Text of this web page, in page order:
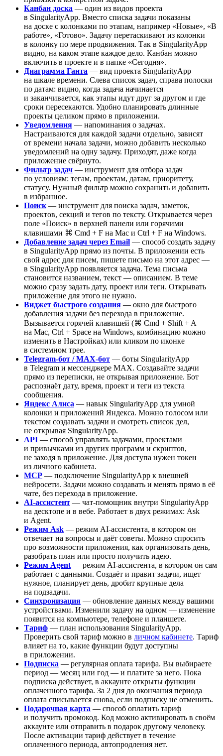
Канбан доска — один из видов проекта
в SingularityApp. Вместо списка задачи показаны
на доске с колонками по этапам, например «Новые», «В
работе», «Готово». Задачу перетаскивают из колонки
в колонку по мере продвижения. Так в SingularityApp
видно, на каком этапе каждое дело. Канбан можно
включить в проекте и в папке «Сегодня».
Диаграмма Ганта — вид проекта SingularityApp
на шкале времени. Слева список задач, справа полоски
по датам: видно, когда задача начинается
и заканчивается, как этапы идут друг за другом и где
сроки пересекаются. Удобно планировать длинные
проекты целиком прямо в приложении.
Уведомления — напоминания о задачах.
Настраиваются для каждой задачи отдельно, зависят
от времени начала задачи, можно добавить несколько
уведомлений на одну задачу. Приходят, даже когда
приложение свёрнуто.
Фильтр задач — инструмент для отбора задач
по условиям: тегам, проектам, датам, приоритету,
статусу. Нужный фильтр можно сохранить и добавить
в избранное.
Поиск — инструмент для поиска задач, заметок,
проектов, секций и тегов по тексту. Открывается через
поле «Поиск» в верхней панели или горячими
клавишами ⌘ Cmd + F на Mac и Ctrl + F на Windows.
Добавление задач через Email — способ создать задачу
в SingularityApp прямо из почты. В приложении есть
свой адрес для писем, пишете письмо на этот адрес —
в SingularityApp появляется задача. Тема письма
становится названием, текст — описанием. В теме
можно сразу задать дату, проект или теги. Открывать
приложение для этого не нужно.
Виджет быстрого создания — окно для быстрого
добавления задачи без перехода в приложение.
Вызывается горячей клавишей (⌘ Cmd + Shift + A
на Mac, Ctrl + Space на Windows, комбинацию можно
изменить в Настройках) или кликом по иконке
в системном трее.
Telegram-бот / MAX-бот — боты SingularityApp
в Telegram и мессенджере MAX. Создавайте задачи
прямо из переписки, не открывая приложение. Бот
распознаёт дату, время, проект и теги из текста
сообщения.
Яндекс Алиса — навык SingularityApp для умной
колонки и приложений Яндекса. Можно голосом или
текстом создавать задачи и смотреть список дел,
не открывая SingularityApp.
API — способ управлять задачами, проектами
и привычками из других программ и скриптов,
не заходя в приложение. Для доступа нужен токен
из личного кабинета.
MCP — подключение SingularityApp к внешней
нейросети. Задачи можно создавать и менять прямо в её
чате, без перехода в приложение.
AI-ассистент — чат-помощник внутри SingularityApp
на десктопе и в вебе. Работает в двух режимах: Ask
и Agent.
Режим Ask — режим AI-ассистента, в котором он
отвечает на вопросы и даёт советы. Можно спросить
про возможности приложения, как организовать день,
разобрать план или просто получить идею.
Режим Agent — режим AI-ассистента, в котором он сам
работает с данными. Создаёт и правит задачи, ищет
нужное, планирует день, дробит крупные дела
на подзадачи.
Синхронизация — обновление данных между вашими
устройствами. Изменили задачу на одном — изменение
появится на компьютере, телефоне и планшете.
Тариф — план использования SingularityApp.
Проверить свой тариф можно в личном кабинете. Тариф
влияет на то, какие функции будут доступны
в приложении.
Подписка — регулярная оплата тарифа. Вы выбираете
период — месяц или год — и платите за него. Пока
подписка действует, в аккаунте открыты функции
оплаченного тарифа. За 2 дня до окончания периода
оплата списывается снова, если подписку не отменить.
Подарочная карта — способ оплатить тариф
и получить промокод. Код можно активировать в своём
аккаунте или отправить в подарок другому человеку.
После активации тариф действует в течение
оплаченного периода, автопродления нет.